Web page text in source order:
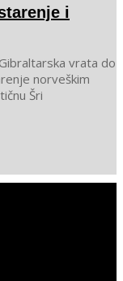
i
vrata do
norveškim
Šri